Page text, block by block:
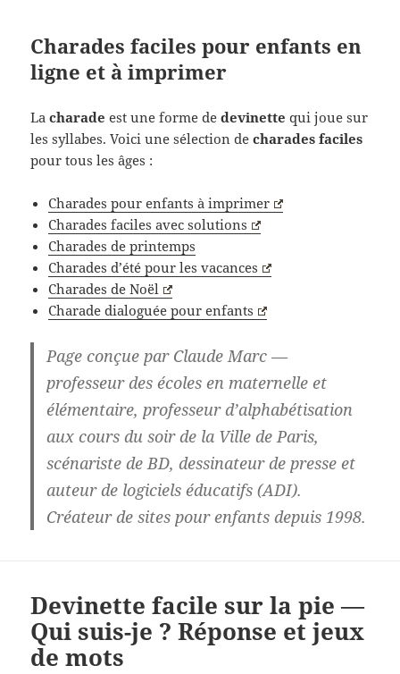
Charades faciles pour enfants en
ligne et à imprimer
Lacharade est une forme dedevinette qui joue sur
les syllabes. Voici une sélection decharades faciles
pour tous les âges :
Charades pour enfants à imprimer
Charades faciles avec solutions
Charades de printemps
Charades d’été pour les vacances
Charades de Noël
Charade dialoguée pour enfants
Page conçue par Claude Marc —
professeur des écoles en maternelle et
élémentaire, professeur d’alphabétisation
aux cours du soir de la Ville de Paris,
scénariste de BD, dessinateur de presse et
auteur de logiciels éducatifs (ADI).
Créateur de sites pour enfants depuis 1998.
Devinette facile sur la pie —
Qui suis-je ? Réponse et jeux
de mots